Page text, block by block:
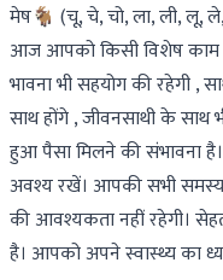
मेष🐐 (चू, चे, चो, ला, ली, लू,
आज आपको किसी विशेष काम
भावना भी सहयोग की रहेगी
साथ होंगे , जीवनसाथी के
हुआ पैसा मिलने की संभावना
अवश्य रखें। आपकी सभी
की आवश्यकता नहीं रहेगी।
है। आपको अपने स्वास्थ्य का